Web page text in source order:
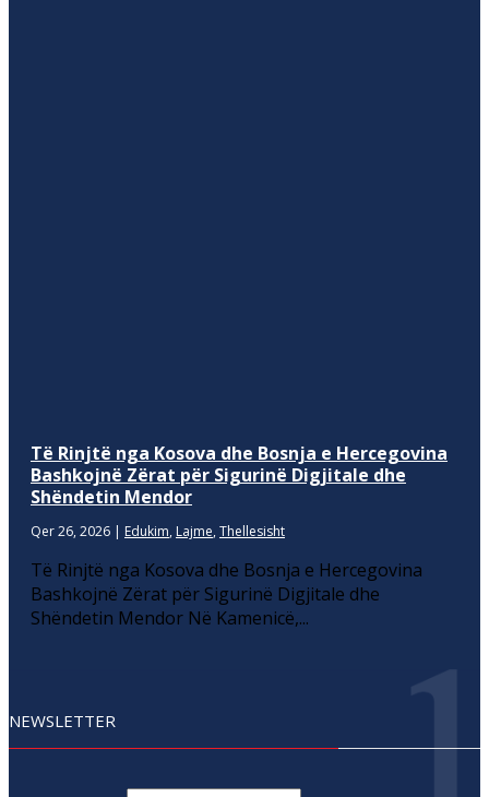
Të Rinjtë nga Kosova dhe Bosnja e Hercegovina
Bashkojnë Zërat për Sigurinë Digjitale dhe
Shëndetin Mendor
Qer 26, 2026 | Edukim, Lajme, Thellesisht
Të Rinjtë nga Kosova dhe Bosnja e Hercegovina
Bashkojnë Zërat për Sigurinë Digjitale dhe
Shëndetin Mendor Në Kamenicë,...
NEWSLETTER